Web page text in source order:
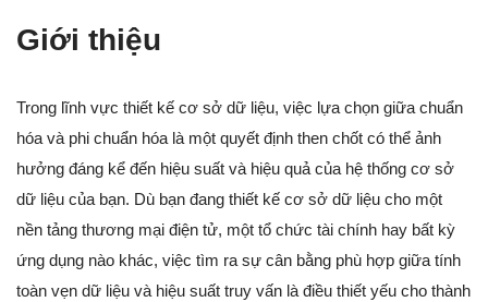
Giới thiệu
Trong lĩnh vực thiết kế cơ sở dữ liệu, việc lựa chọn giữa chuẩn
hóa và phi chuẩn hóa là một quyết định then chốt có thể ảnh
hưởng đáng kể đến hiệu suất và hiệu quả của hệ thống cơ sở
dữ liệu của bạn. Dù bạn đang thiết kế cơ sở dữ liệu cho một
nền tảng thương mại điện tử, một tổ chức tài chính hay bất kỳ
ứng dụng nào khác, việc tìm ra sự cân bằng phù hợp giữa tính
toàn vẹn dữ liệu và hiệu suất truy vấn là điều thiết yếu cho thành